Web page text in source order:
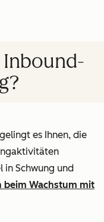
es Ihnen, die
in Schwung und
beim Wachstum mit